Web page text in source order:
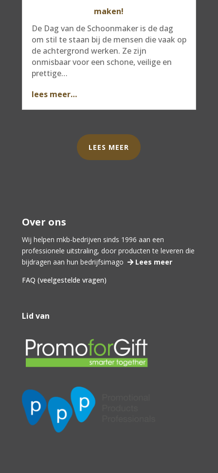
maken!
De Dag van de Schoonmaker is de dag
om stil te staan bij de mensen die vaak op
de achtergrond werken. Ze zijn
onmisbaar voor een schone, veilige en
prettige…
lees meer…
LEES MEER
Over ons
Wij helpen mkb-bedrijven sinds 1996 aan een
professionele uitstraling, door producten te leveren die
bijdragen aan hun bedrijfsimago
Lees meer
FAQ (veelgestelde vragen)
Lid van